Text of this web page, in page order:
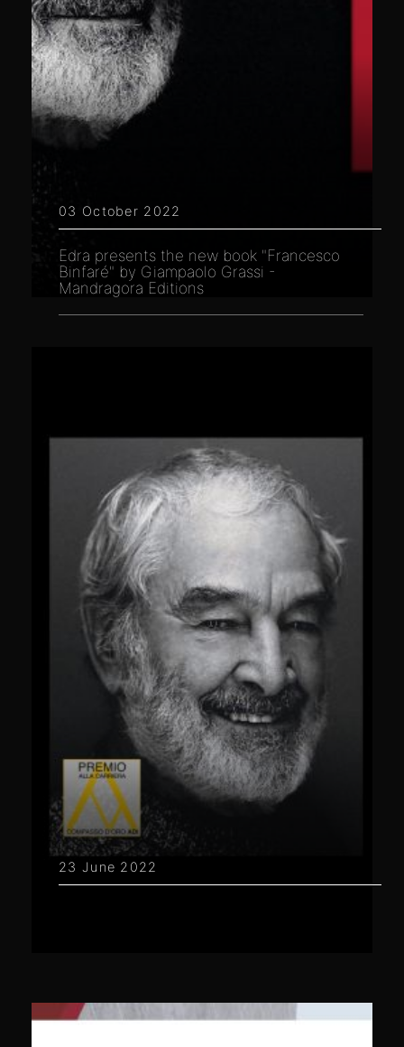
03 October 2022
Edra presents the new book "Francesco
Binfaré" by Giampaolo Grassi -
Mandragora Editions
23 June 2022